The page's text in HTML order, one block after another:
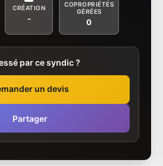
CRÉATION
-
COPROPRIÉTÉS
GÉRÉES
0
par ce syndic ?
un devis
Partager